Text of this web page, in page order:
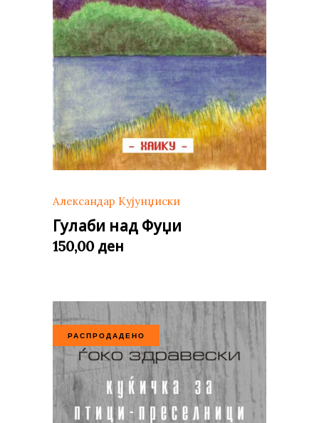
Александар Кујунџиски
Гулаби над Фуџи
150,00 ден
РАСПРОДАДЕНО